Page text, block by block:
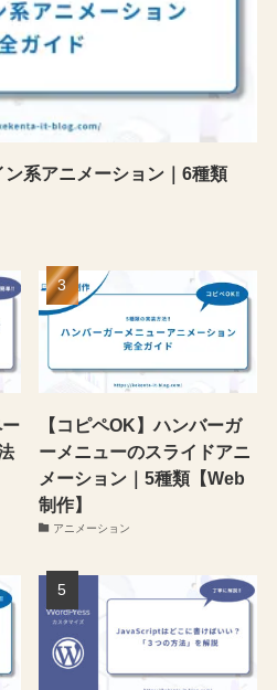
ン系アニメーション｜6種類
【コピペOK】ハンバーガ
ーメニューのスライドアニ
メーション｜5種類【Web
制作】
アニメーション